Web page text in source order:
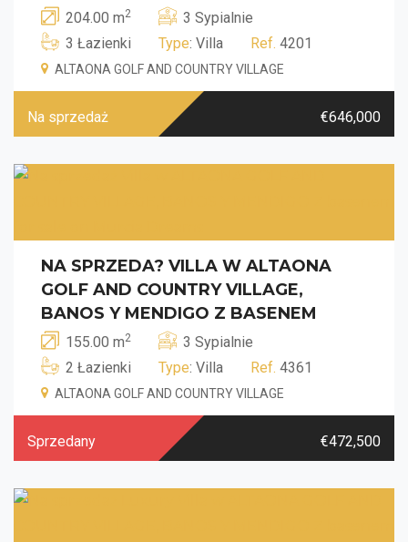
204.00 m2
3 Sypialnie
3 Łazienki
Type: Villa Ref. 4201
ALTAONA GOLF AND COUNTRY VILLAGE
Na sprzedaż €646,000
NA SPRZEDA? VILLA W ALTAONA
GOLF AND COUNTRY VILLAGE,
BANOS Y MENDIGO Z BASENEM
155.00 m2
3 Sypialnie
2 Łazienki
Type: Villa Ref. 4361
ALTAONA GOLF AND COUNTRY VILLAGE
Sprzedany €472,500